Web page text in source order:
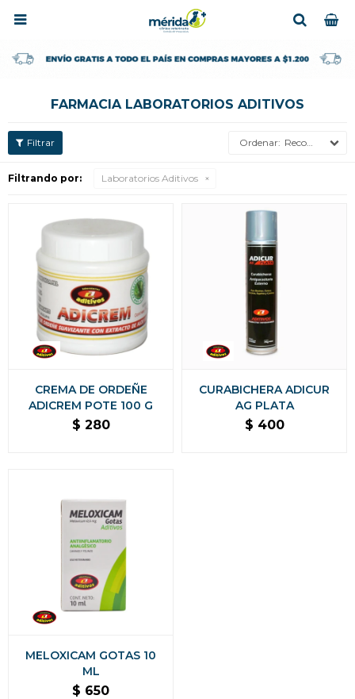

FARMACIA LABORATORIOS ADITIVOS
Recomendados
Filtrando por: Laboratorios Aditivos
CREMA DE ORDEÑE
ADICREM POTE 100 G
$ 280
CURABICHERA ADICUR
AG PLATA
$ 400
MELOXICAM GOTAS 10
ML
$ 650